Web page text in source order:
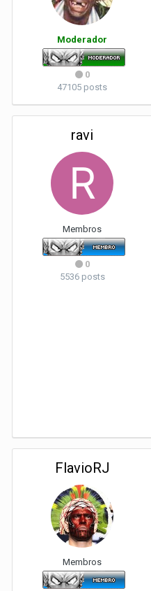
Moderador
0
47105 posts
ravi
Membros
0
5536 posts
FlavioRJ
Membros